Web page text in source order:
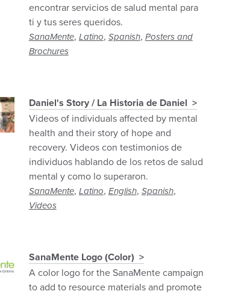
encontrar servicios de salud mental para
ti y tus seres queridos.
SanaMente, Latino, Spanish, Posters and
Brochures
Daniel's Story / La Historia de Daniel
Videos of individuals affected by mental
health and their story of hope and
recovery. Videos con testimonios de
individuos hablando de los retos de salud
mental y como lo superaron.
SanaMente, Latino, English, Spanish,
Videos
SanaMente Logo (Color)
A color logo for the SanaMente campaign
to add to resource materials and promote